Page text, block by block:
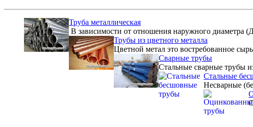
Труба металлическая
В зависимости от отношения наружного диаметра
Трубы из цветного металла
Цветной метал это востребованное
Сварные трубы
Стальные сварные трубы
Стальные
Несварные